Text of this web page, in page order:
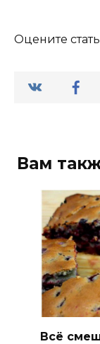
Оцените
Вам
Всё